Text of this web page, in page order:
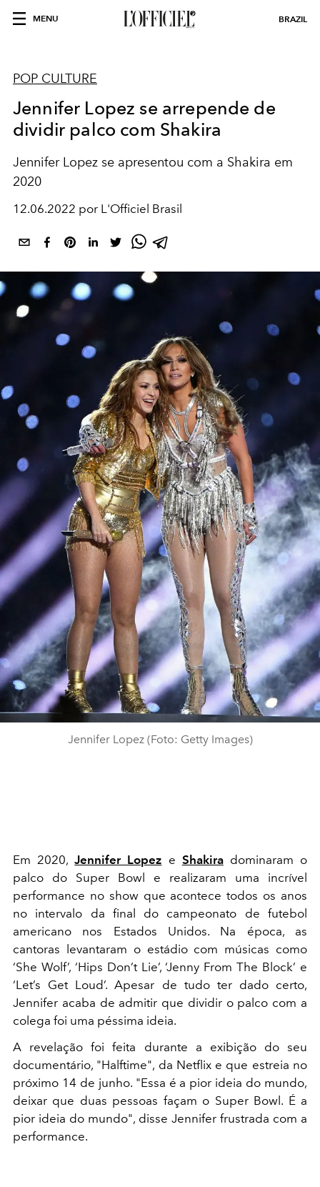
MENU BRAZIL
POP CULTURE
Jennifer Lopez se arrepende de
dividir palco com Shakira
Jennifer Lopez se apresentou com a Shakira em
2020
12.06.2022 por L'Officiel Brasil
Jennifer Lopez (Foto: Getty Images)
Em 2020,Jennifer Lopez e Shakiradominaram o
palco do Super Bowl e realizaram uma incrível
performance no show que acontece todos os anos
no intervalo da final do campeonato de futebol
americano nos Estados Unidos. Na época, as
cantoras levantaram o estádio com músicas como
‘She Wolf’, ‘Hips Don’t Lie’, ‘Jenny From The Block’ e
‘Let’s Get Loud’. Apesar de tudo ter dado certo,
Jennifer acaba de admitir que dividir o palco com a
colega foi uma péssima ideia.
A revelação foi feita durante a exibição do seu
documentário, "Halftime", da Netflix e que estreia no
próximo 14 de junho. "Essa é a pior ideia do mundo,
deixar que duas pessoas façam o Super Bowl. É a
pior ideia do mundo", disse Jennifer frustrada com a
performance.